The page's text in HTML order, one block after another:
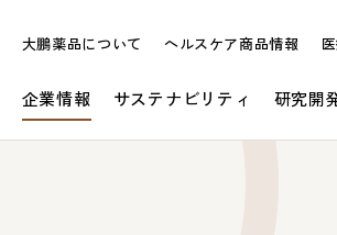
大鵬薬品について ヘルスケア商品情報
企業情報 サステナビリティ 研究開